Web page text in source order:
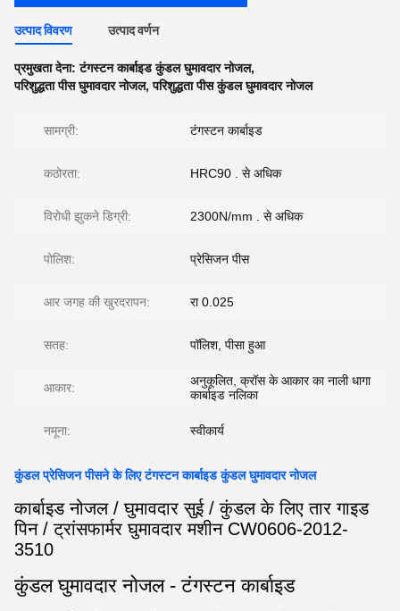
उत्पाद विवरण उत्पाद वर्णन
प्रमुखता देना:टंगस्टन कार्बाइड कुंडल घुमावदार नोजल,
परिशुद्धता पीस घुमावदार नोजल,परिशुद्धता पीस कुंडल घुमावदार नोजल
सामग्री: टंगस्टन कार्बाइड
कठोरता: HRC90 . से अधिक
विरोधी झुकने डिग्री: 2300N/mm . से अधिक
पोलिश: प्रेसिजन पीस
आर जगह की खुरदरापन: रा 0.025
सतह: पॉलिश, पीसा हुआ
आकार:
अनुकूलित, क्रॉस के आकार का नाली धागा
कार्बाइड नलिका
नमूना: स्वीकार्य
कुंडल प्रेसिजन पीसने के लिए टंगस्टन कार्बाइड कुंडल घुमावदार नोजल
कार्बाइड नोजल / घुमावदार सुई / कुंडल के लिए तार गाइड
पिन / ट्रांसफार्मर घुमावदार मशीन CW0606-2012-
3510
कुंडल घुमावदार नोजल - टंगस्टन कार्बाइड